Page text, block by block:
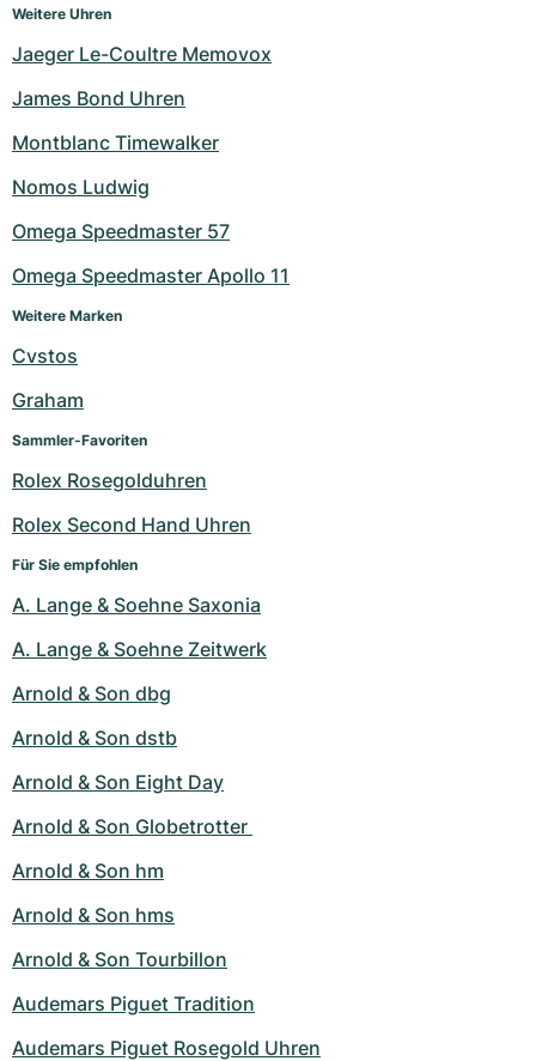
Weitere Uhren
Jaeger Le-Coultre Memovox
James Bond Uhren
Montblanc Timewalker
Nomos Ludwig
Omega Speedmaster 57
Omega Speedmaster Apollo 11
Weitere Marken
Cvstos
Graham
Sammler-Favoriten
Rolex Rosegolduhren
Rolex Second Hand Uhren
Für Sie empfohlen
A. Lange & Soehne Saxonia
A. Lange & Soehne Zeitwerk
Arnold & Son dbg
Arnold & Son dstb
Arnold & Son Eight Day
Arnold & Son Globetrotter
Arnold & Son hm
Arnold & Son hms
Arnold & Son Tourbillon
Audemars Piguet Tradition
Audemars Piguet Rosegold Uhren